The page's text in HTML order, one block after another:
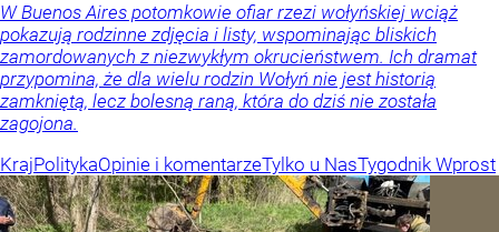
W Buenos Aires potomkowie ofiar rzezi wołyńskiej wciąż
pokazują rodzinne zdjęcia i listy, wspominając bliskich
zamordowanych z niezwykłym okrucieństwem. Ich dramat
przypomina, że dla wielu rodzin Wołyń nie jest historią
zamkniętą, lecz bolesną raną, która do dziś nie została
zagojona.
KrajPolitykaOpinie i komentarzeTylko u NasTygodnik Wprost